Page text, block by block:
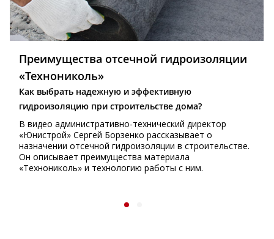
Преимущества отсечной гидроизоляции
«Технониколь»
Как выбрать надежную и эффективную
гидроизоляцию при строительстве дома?
В видео административно-технический директор
«Юнистрой» Сергей Борзенко рассказывает о
назначении отсечной гидроизоляции в строительстве.
Он описывает преимущества материала
«Технониколь» и технологию работы с ним.